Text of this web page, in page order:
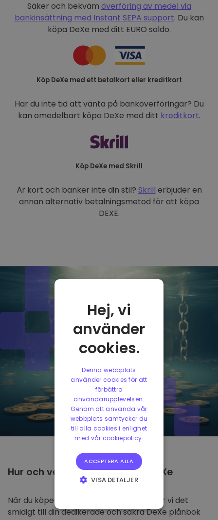
Säker och bekväm överföring av medel via
bankinsättning med Instant SEPA support. Du kan
köpa DeXe med ditt EURO saldo.
Köp DeXe med ett betalkort eller kreditkort
Har du inte tid att vänta på banköverföringar? Du
kan omedelbart köpa DeXe med ditt kreditkort.
Köp DeXe med Skrill
Är kort och banker inte din stil? Skrill erbjuder en
annan alternativ betalningsmetod för att köpa
DEXE.
Hur och var man skaFörvara DeXe
När du köper DeXe på
, överför vi det
smidigt till din dedikerade och säkra DeXe plånbok
Hej, vi
använder
cookies.
Denna webbplats
använder cookies för att
förbättra
användarupplevelsen.
Genom att använda vår
webbplats samtycker du
till alla cookies i enlighet
med vår cookiepolicy.
ACCEPTERA ALLA
VISA DETALJER